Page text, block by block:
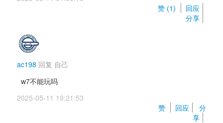
赞 (1)
回应
分享
ac198 回复 自己
w7不能玩吗
2025-05-11 19:21:53
赞
回应
分
享